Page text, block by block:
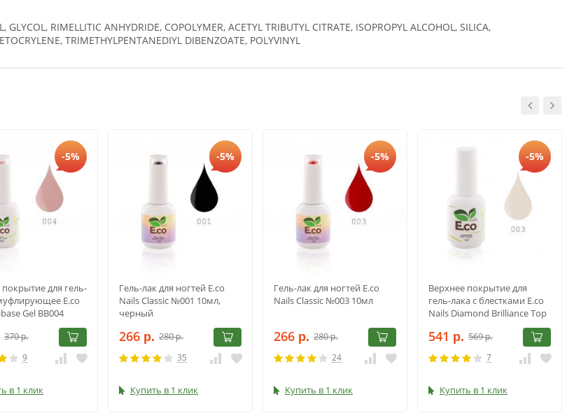
RIMELLITIC ANHYDRIDE, COPOLYMER, ACETYL TRIBUTYL CITRATE, ISOPROPYL ALCOHOL, SILICA,
TRIMETHYLPENTANEDIYL DIBENZOATE, POLYVINYL
-5%
покрытие для гель-
E.co
Gel BB004
370р.
9
в 1 клик
-5%
Гель-лак для ногтей E.co
Nails Classic №001 10мл,
черный
266 р. 280р.
35
Купить в 1 клик
-5%
Гель-лак для ногтей E.co
Nails Classic №003 10мл
266 р. 280р.
24
Купить в 1 клик
-5%
Верхнее покрытие для
гель-лака с блестками E.co
Nails Diamond Brilliance Top
541 р. 569р.
7
Купить в 1 клик